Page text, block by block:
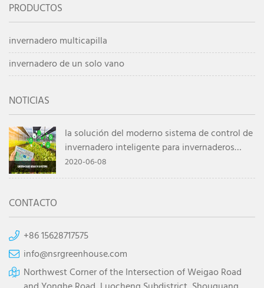
PRODUCTOS
invernadero multicapilla
invernadero de un solo vano
NOTICIAS
la solución del moderno sistema de control de
invernadero inteligente para invernaderos
agrícolas
2020-06-08
CONTACTO
+86 15628717575
info@nsrgreenhouse.com
Northwest Corner of the Intersection of Weigao Road